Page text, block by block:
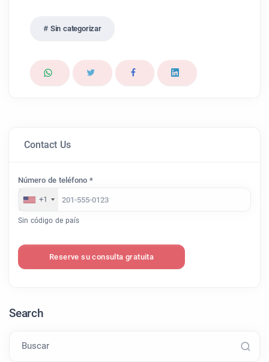
Sin categorizar
Contact Us
Número de teléfono *
+1
Sin código de país
Reserve su consulta gratuita
Search
Buscar